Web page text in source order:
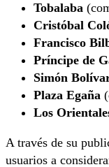
Tobalaba
Cristóbal
Francisco
Príncipe de
Simón
Plaza Egaña
Los
A través de su
usuarios a